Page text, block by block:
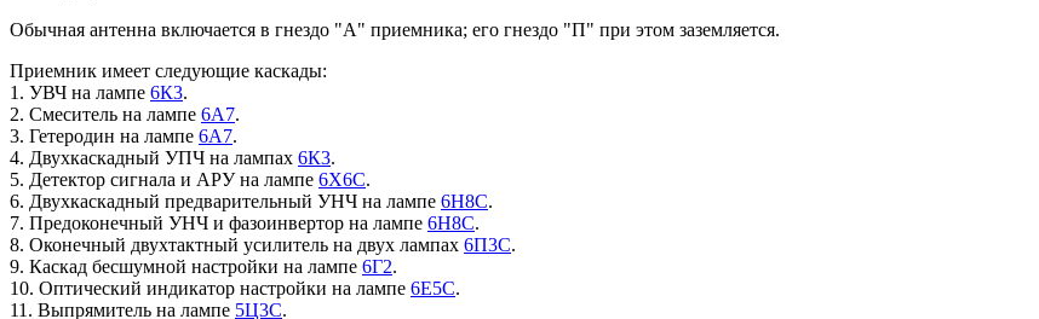
Обычная антенна включается в гнездо "А" приемника; его гнездо "П" при этом заземляется.
Приемник имеет следующие каскады:
1. УВЧ на лампе 6К3.
2. Смеситель на лампе 6А7.
3. Гетеродин на лампе 6А7.
4. Двухкаскадный УПЧ на лампах 6К3.
5. Детектор сигнала и АРУ на лампе 6Х6С.
6. Двухкаскадный предварительный УНЧ на лампе 6Н8С.
7. Предоконечный УНЧ и фазоинвертор на лампе 6Н8С.
8. Оконечный двухтактный усилитель на двух лампах 6П3С.
9. Каскад бесшумной настройки на лампе 6Г2.
10. Оптический индикатор настройки на лампе 6Е5С.
11. Выпрямитель на лампе 5Ц3С.